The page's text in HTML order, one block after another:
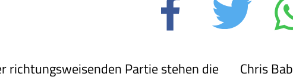
richtungsweisenden Partie stehen die
Chris